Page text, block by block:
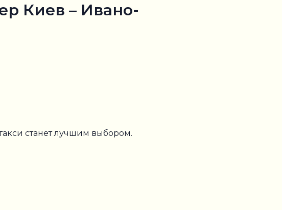
Киев – Ивано-
станет лучшим выбором.